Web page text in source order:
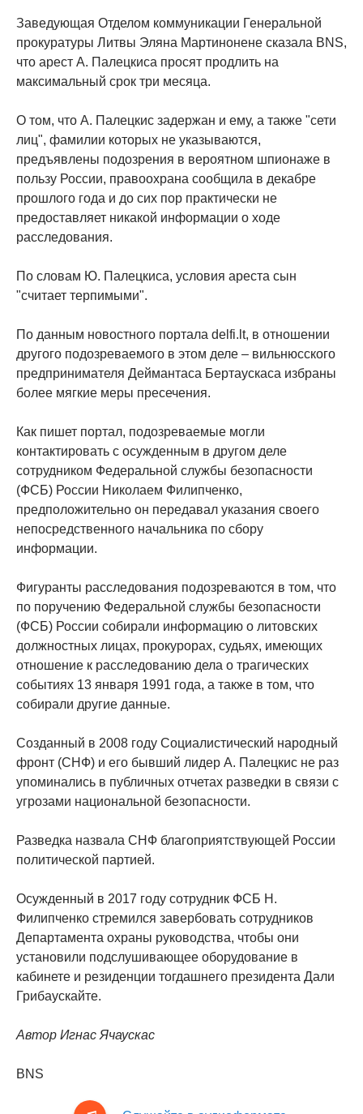
Заведующая Отделом коммуникации Генеральной
прокуратуры Литвы Эляна Мартинонене сказала BNS,
что арест А. Палецкиса просят продлить на
максимальный срок три месяца.
О том, что А. Палецкис задержан и ему, а также "сети
лиц", фамилии которых не указываются,
предъявлены подозрения в вероятном шпионаже в
пользу России, правоохрана сообщила в декабре
прошлого года и до сих пор практически не
предоставляет никакой информации о ходе
расследования.
По словам Ю. Палецкиса, условия ареста сын
"считает терпимыми".
По данным новостного портала delfi.lt, в отношении
другого подозреваемого в этом деле – вильнюсского
предпринимателя Деймантаса Бертаускаса избраны
более мягкие меры пресечения.
Как пишет портал, подозреваемые могли
контактировать с осужденным в другом деле
сотрудником Федеральной службы безопасности
(ФСБ) России Николаем Филипченко,
предположительно он передавал указания своего
непосредственного начальника по сбору
информации.
Фигуранты расследования подозреваются в том, что
по поручению Федеральной службы безопасности
(ФСБ) России собирали информацию о литовских
должностных лицах, прокурорах, судьях, имеющих
отношение к расследованию дела о трагических
событиях 13 января 1991 года, а также в том, что
собирали другие данные.
Созданный в 2008 году Социалистический народный
фронт (СНФ) и его бывший лидер А. Палецкис не раз
упоминались в публичных отчетах разведки в связи с
угрозами национальной безопасности.
Разведка назвала СНФ благоприятствующей России
политической партией.
Осужденный в 2017 году сотрудник ФСБ Н.
Филипченко стремился завербовать сотрудников
Департамента охраны руководства, чтобы они
установили подслушивающее оборудование в
кабинете и резиденции тогдашнего президента Дали
Грибаускайте.
Автор Игнас Ячаускас
BNS